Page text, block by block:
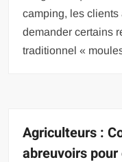
camping, les
demander certains
traditionnel «
Agriculteurs :
abreuvoirs pour